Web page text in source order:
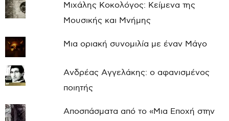
Μιχάλης Κοκολόγος: Κείμενα της
Μουσικής και Μνήμης
Μια οριακή συνομιλία με έναν Μάγο
Ανδρέας Αγγελάκης: ο αφανισμένος
ποιητής
Αποσπάσματα από το «Μια Εποχή στην